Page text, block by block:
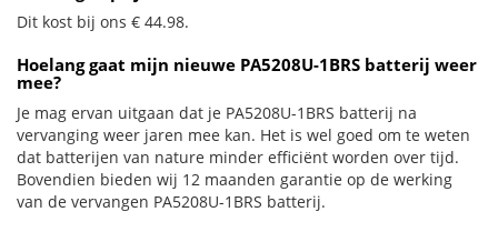
Dit kost bij ons € 44.98.
Hoelang gaat mijn nieuwe PA5208U-1BRS batterij weer
mee?
Je mag ervan uitgaan dat je PA5208U-1BRS batterij na
vervanging weer jaren mee kan. Het is wel goed om te weten
dat batterijen van nature minder efficiënt worden over tijd.
Bovendien bieden wij 12 maanden garantie op de werking
van de vervangen PA5208U-1BRS batterij.